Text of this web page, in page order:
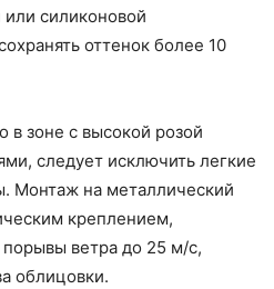
или силиконовой
оттенок более 10
в зоне с высокой розой
следует исключить легкие
Монтаж на металлический
креплением,
ветра до 25 м/с,
облицовки.